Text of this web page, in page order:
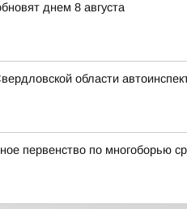
днем 8 августа
области
первенство по многоборью